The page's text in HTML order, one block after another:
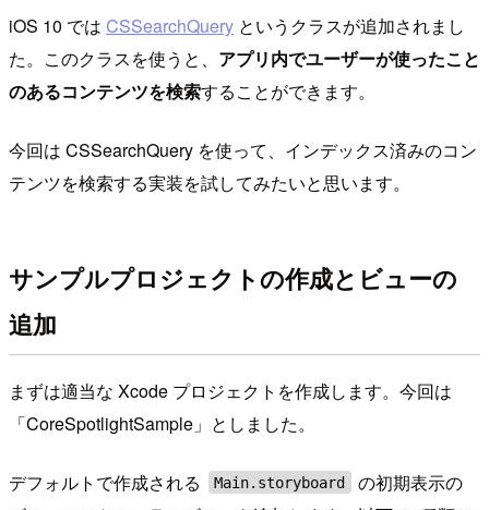
iOS 10 では CSSearchQuery というクラスが追加されまし
た。このクラスを使うと、 アプリ内でユーザーが使ったこと
のあるコンテンツを検索することができます。
今回は CSSearchQuery を使って、インデックス済みのコン
テンツを検索する実装を試してみたいと思います。
サンプルプロジェクトの作成とビューの
追加
まずは適当な Xcode プロジェクトを作成します。今回は
「CoreSpotlightSample」としました。
デフォルトで作成される Main.storyboard
の初期表示の